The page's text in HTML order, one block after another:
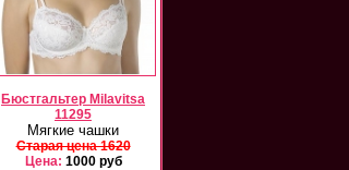
Бюстгальтер Milavitsa
11295
Мягкие чашки
Старая цена 1620
Цена: 1000 руб